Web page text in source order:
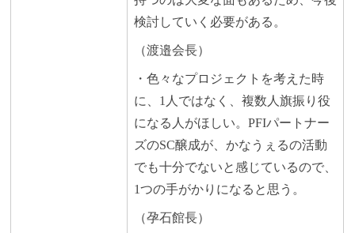
検討していく必要がある。
（渡邉会長）
・色々なプロジェクトを考えた時
に、1人ではなく、複数人旗振り役
になる人がほしい。PFIパートナー
ズのSC醸成が、かなうぇるの活動
でも十分でないと感じているので、
1つの手がかりになると思う。
（孕石館長）